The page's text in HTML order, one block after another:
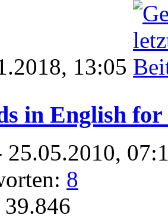
13:05
in English for
25.05.2010,
8